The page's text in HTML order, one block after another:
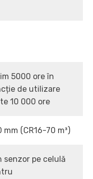
5000 ore în
de utilizare
10 000 ore
mm (CR16-70 m³)
senzor pe celulă